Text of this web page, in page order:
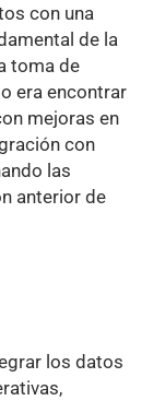
con una
de la
toma de
era encontrar
mejoras en
con
las
anterior de
los datos